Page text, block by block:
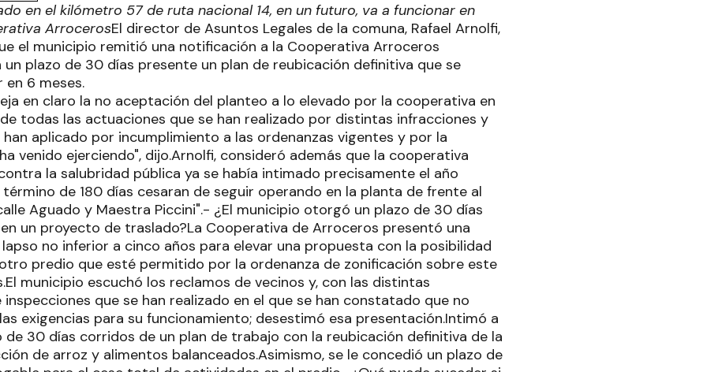
en el kilómetro 57 de ruta nacional 14, en un futuro, va a funcionar en
ArrocerosEl director de Asuntos Legales de la comuna, Rafael Arnolfi,
el municipio remitió una notificación a la Cooperativa Arroceros
plazo de 30 días presente un plan de reubicación definitiva que se
6 meses.
en claro la no aceptación del planteo a lo elevado por la cooperativa en
todas las actuaciones que se han realizado por distintas infracciones y
han aplicado por incumplimiento a las ordenanzas vigentes y por la
venido ejerciendo", dijo.Arnolfi, consideró además que la cooperativa
la salubridad pública ya se había intimado precisamente el año
de 180 días cesaran de seguir operando en la planta de frente al
Aguado y Maestra Piccini".- ¿El municipio otorgó un plazo de 30 días
un proyecto de traslado?La Cooperativa de Arroceros presentó una
no inferior a cinco años para elevar una propuesta con la posibilidad
predio que esté permitido por la ordenanza de zonificación sobre este
municipio escuchó los reclamos de vecinos y, con las distintas
que se han realizado en el que se han constatado que no
exigencias para su funcionamiento; desestimó esa presentación.Intimó a
de 30 días corridos de un plan de trabajo con la reubicación definitiva de la
de arroz y alimentos balanceados.Asimismo, se le concedió un plazo de